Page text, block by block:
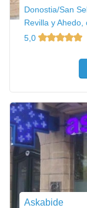
Donostia/San
Revilla y Ahedo,
5,0
Askabide